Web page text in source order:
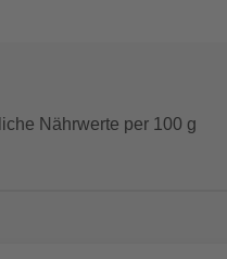
Nährwerte per 100 g